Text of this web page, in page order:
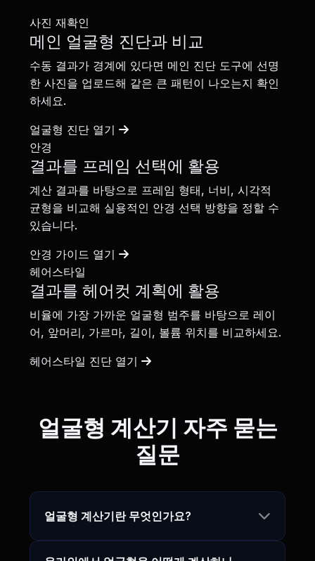
사진 재확인
메인 얼굴형 진단과 비교
수동 결과가 경계에 있다면 메인 진단 도구에 선명
한 사진을 업로드해 같은 큰 패턴이 나오는지 확인
하세요.
얼굴형 진단 열기
안경
결과를 프레임 선택에 활용
계산 결과를 바탕으로 프레임 형태, 너비, 시각적
균형을 비교해 실용적인 안경 선택 방향을 정할 수
있습니다.
안경 가이드 열기
헤어스타일
결과를 헤어컷 계획에 활용
비율에 가장 가까운 얼굴형 범주를 바탕으로 레이
어, 앞머리, 가르마, 길이, 볼륨 위치를 비교하세요.
헤어스타일 진단 열기
얼굴형 계산기 자주 묻는
질문
얼굴형 계산기란 무엇인가요?